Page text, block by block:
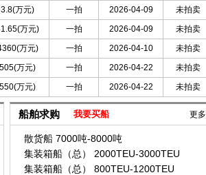
3.8(万元) 一拍 2026-04-09
未拍卖
万元) 一拍 2026-04-09
未拍卖
万元) 一拍 2026-04-10
未拍卖
505(万元) 一拍 2026-04-22
未拍卖
550(万元) 一拍 2026-04-22 未拍卖
船舶求购 我要买船 更多
散货船 7000吨-8000吨
集装箱船（总） 2000TEU-3000TEU
集装箱船（总） 800TEU-1200TEU